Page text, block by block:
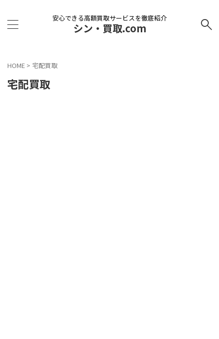
安心できる高額買取サービスを徹底紹介
シン・買取.com
HOME > 宅配買取
宅配買取